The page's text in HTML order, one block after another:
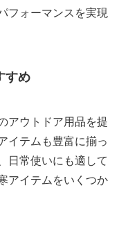
フォーマンスを実現
すめ
アウトドア用品を提
イテムも豊富に揃っ
日常使いにも適して
アイテムをいくつか